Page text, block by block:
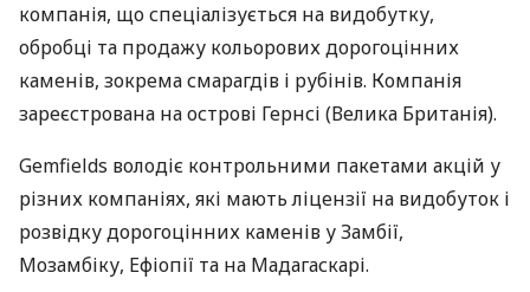
компанія, що спеціалізується на видобутку,
обробці та продажу кольорових дорогоцінних
каменів, зокрема смарагдів і рубінів. Компанія
зареєстрована на острові Гернсі (Велика Британія).
Gemfields володіє контрольними пакетами акцій у
різних компаніях, які мають ліцензії на видобуток і
розвідку дорогоцінних каменів у Замбії,
Мозамбіку, Ефіопії та на Мадагаскарі.